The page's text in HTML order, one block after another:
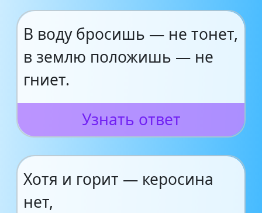
В воду бросишь — не тонет,
в землю положишь — не
гниет.
Узнать ответ
Хотя и горит — керосина
нет,